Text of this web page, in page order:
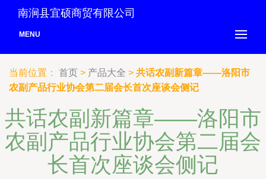
南涧县宜硕商贸有限公司
MENU
当前位置： 首页 > 产品大全 > 共话农副新篇章——洛阳市
农副产品行业协会第二届会长首次座谈会侧记
共话农副新篇章——洛阳市
农副产品行业协会第二届会
长首次座谈会侧记